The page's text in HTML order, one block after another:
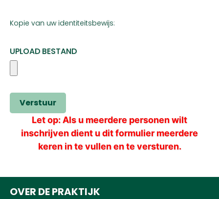
Kopie van uw identiteitsbewijs:
UPLOAD BESTAND
Verstuur
Let op: Als u meerdere personen wilt
inschrijven dient u dit formulier meerdere
keren in te vullen en te versturen.
OVER DE PRAKTIJK